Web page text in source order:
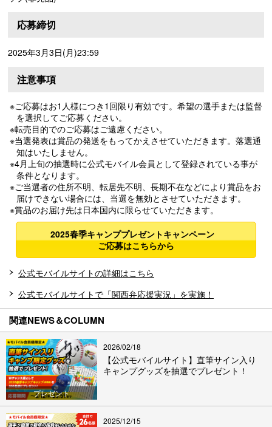
応募締切
2025年3月3日(月)23:59
注意事項
※ご応募はお1人様につき1回限り有効です。希望の選手または監督
を選択してご応募ください。
※転売目的でのご応募はご遠慮ください。
※当選発表は賞品の発送をもってかえさせていただきます。落選通
知はいたしません。
※4月上旬の抽選時に公式モバイル会員として登録されている事が
条件となります。
※ご当選者の住所不明、転居先不明、長期不在などにより賞品をお
届けできない場合には、当選を無効とさせていただきます。
※賞品のお届け先は日本国内に限らせていただきます。
2025春季キャンププレゼントキャンペーン
ご応募はこちらから
公式モバイルサイトの詳細はこちら
公式モバイルサイトで「関西弁応援実況」を実施！
関連NEWS＆COLUMN
プレゼント
2026/02/18
【公式モバイルサイト】直筆サイン入り
キャンプグッズを抽選でプレゼント！
2025/12/15